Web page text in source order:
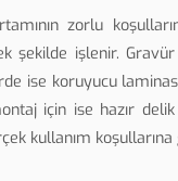
zorlu
şekilde işlenir.
ise koruyucu
için ise hazır
kullanım